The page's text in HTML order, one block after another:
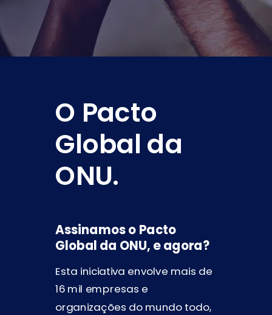
O Pacto
Global da
ONU.
Assinamos o Pacto
Global da ONU, e agora?
Esta iniciativa envolve mais de
16 mil empresas e
organizações do mundo todo,